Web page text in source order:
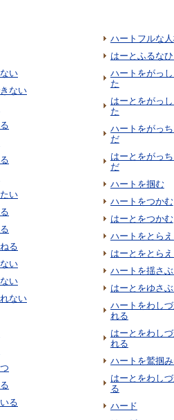
い
ない
い
る
い
い
ない
る
ハートフルな
はーとふるな
ハートをがっし
た
はーとをがっ
た
ハートをがっ
だ
はーとをがっ
だ
ハートを掴む
ハートをつかむ
はーとをつかむ
ハートをとら
はーとをとら
ハートを揺さ
はーとをゆさ
ハートをわし
れる
はーとをわし
れる
ハートを鷲掴
はーとをわし
る
ハード